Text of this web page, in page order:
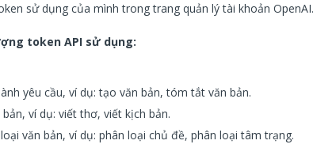
sử dụng của mình trong trang quản lý tài khoản OpenAI.
token API sử dụng:
yêu cầu, ví dụ: tạo văn bản, tóm tắt văn bản.
bản, ví dụ: viết thơ, viết kịch bản.
văn bản, ví dụ: phân loại chủ đề, phân loại tâm trạng.